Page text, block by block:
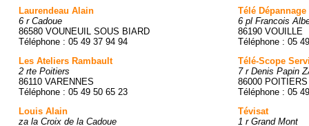
Laurendeau Alain
6 r Cadoue
86580 VOUNEUIL SOUS BIARD
Téléphone : 05 49 37 94 94
Les Ateliers Rambault
2 rte Poitiers
86110 VARENNES
Téléphone : 05 49 50 65 23
Louis Alain
za la Croix de la Cadoue
Télé Dépannage
6 pl Francois
86190 VOUILLE
Téléphone : 05
Télé-Scope
7 r Denis Papin
86000 POITIERS
Téléphone : 05
Tévisat
1 r Grand Mont